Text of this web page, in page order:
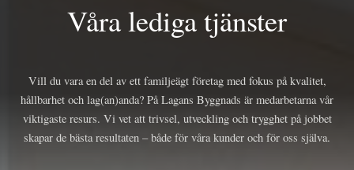
Våra lediga tjänster
Vill du vara en del av ett familjeägt företag med fokus på kvalitet,
hållbarhet och lag(an)anda? På Lagans Byggnads är medarbetarna vår
viktigaste resurs. Vi vet att trivsel, utveckling och trygghet på jobbet
skapar de bästa resultaten – både för våra kunder och för oss själva.